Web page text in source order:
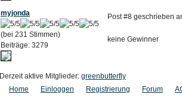
myjonda
(bei 231 Stimmen)
Beiträge: 3279
Post #8 geschrieben
keine Gewinner
Derzeit aktive Mitglieder: greenbutterfly
Home
Einloggen Registrierung Forum